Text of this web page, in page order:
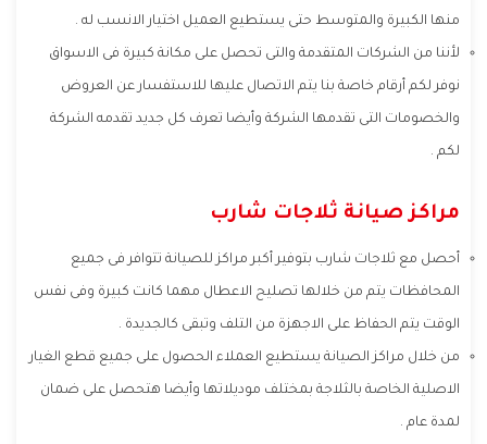
منها الكبيرة والمتوسط حتى يستطيع العميل اختيار الانسب له .
لأننا من الشركات المتقدمة والتى تحصل على مكانة كبيرة فى الاسواق
نوفر لكم أرقام خاصة بنا يتم الاتصال عليها للاستفسار عن العروض
والخصومات التى تقدمها الشركة وأيضا تعرف كل جديد تقدمه الشركة
لكم .
مراكز صيانة ثلاجات شارب
أحصل مع ثلاجات شارب بتوفير أكبر مراكز للصيانة تتوافر فى جميع
المحافظات يتم من خلالها تصليح الاعطال مهما كانت كبيرة وفى نفس
الوقت يتم الحفاظ على الاجهزة من التلف وتبقى كالجديدة .
من خلال مراكز الصيانة يستطيع العملاء الحصول على جميع قطع الغيار
الاصلية الخاصة بالثلاجة بمختلف موديلاتها وأيضا هتحصل على ضمان
لمدة عام .